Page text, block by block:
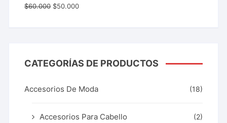
Valorado
con 5.00
$60.000 $50.000
CATEGORÍAS DE PRODUCTOS
Accesorios De Moda (18)
Accesorios Para Cabello (2)